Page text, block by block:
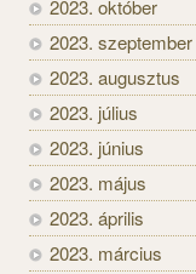
2023. október
2023. szeptember
2023. augusztus
2023. július
2023. június
2023. május
2023. április
2023. március